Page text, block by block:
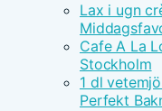
Lax i ugn
Cafe A La
Stockholm
1 dl
Perfekt